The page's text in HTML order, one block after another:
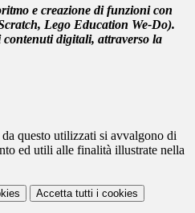
e creazione di funzioni con
Lego Education We-Do).
contenuti digitali, attraverso la
questo utilizzati si avvalgono di
ed utili alle finalità illustrate nella
Accetta tutti i cookies